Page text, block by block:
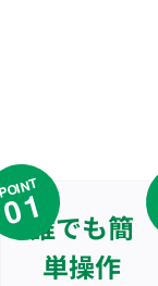
誰でも簡
単操作